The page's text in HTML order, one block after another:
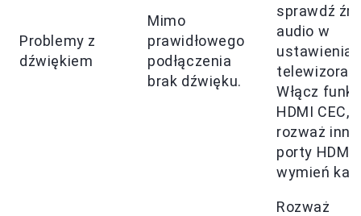
Problemy z
dźwiękiem
Mimo
prawidłowego
podłączenia
brak dźwięku.
sprawdź
audio w
telewizora.
Włącz
HDMI CEC,
rozważ inne
porty HDMI
wymień
Rozważ